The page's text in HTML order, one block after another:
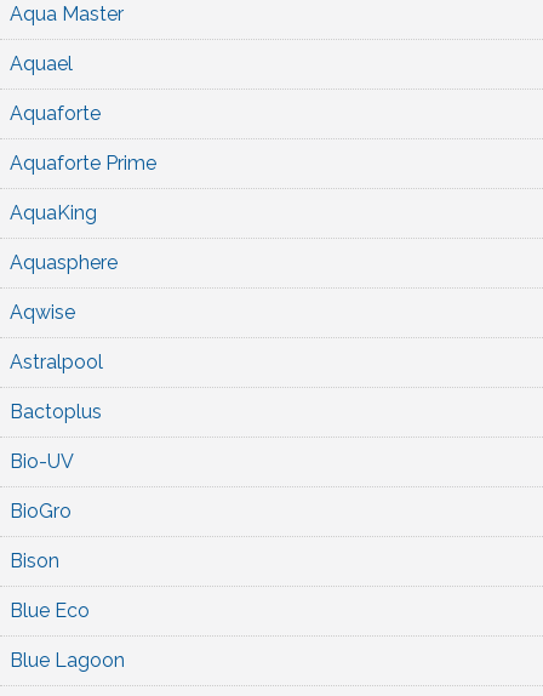
Aqua Master
Aquael
Aquaforte
Aquaforte Prime
AquaKing
Aquasphere
Aqwise
Astralpool
Bactoplus
Bio-UV
BioGro
Bison
Blue Eco
Blue Lagoon